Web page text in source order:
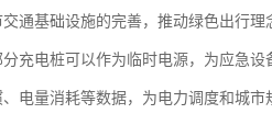
通基础设施的完善，推动绿色出行理
充电桩可以作为临时电源，为应急设
电量消耗等数据，为电力调度和城市